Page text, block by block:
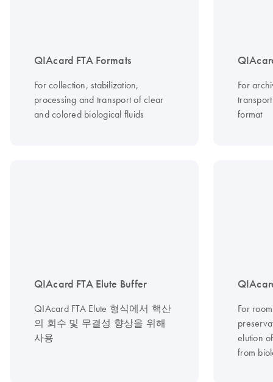
QIAcard FTA Formats
For collection, stabilization,
processing and transport of clear
and colored biological fluids
For
format
QIAcard FTA Elute Buffer
QIAcard FTA Elute 형식에서 핵산
의 회수 및 무결성 향상을 위해
사용
For
elution
from